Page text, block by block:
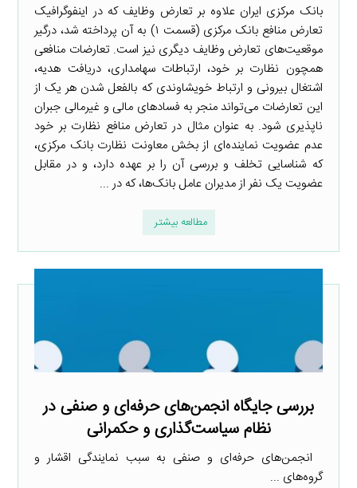
بانک مرکزی ایران علاوه بر تعارض وظایف که در اینفوگرافیک
تعارض منافع بانک مرکزی (قسمت ۱) به آن پرداخته شد، درگیر
موقعیت‌های تعارض وظایف دیگری نیز است. تعارضات منافعی
همچون نظارت بر خود، ارتباطات سهامداری، دریافت هدیه،
اشتغال بیرونی و ارتباط خویشاوندی که بالفعل شدن هر یک از
این تعارضات می‌تواند منجر به فسادهای مالی و غیرمالی جبران
ناپذیری شود. به عنوان مثال در تعارض منافع نظارت بر خود
عدم عضویت نماینده‌ای از بخش معاونت نظارت بانک مرکزی،
که شناسایی تخلف و بررسی آن را بر عهده دارد، و در مقابل
عضویت یک نفر از مدیران عامل بانک‌ها، که در ...
مطالعه بیشتر
بررسی جایگاه انجمن‌های حرفه‌ای و صنفی در
نظام سیاست‌گذاری و حکمرانی
انجمن‌های حرفه‌ای و صنفی به سبب نمایندگی اقشار و
گروه‌های ...